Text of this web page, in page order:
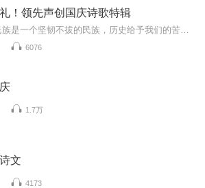
！领先声创国庆诗歌特辑
6076
1.7万
文
4173